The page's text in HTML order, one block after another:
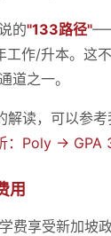
的"133路径"
作/升本。这
道之一。
读，可以参考
：Poly →
用
费享受新加坡